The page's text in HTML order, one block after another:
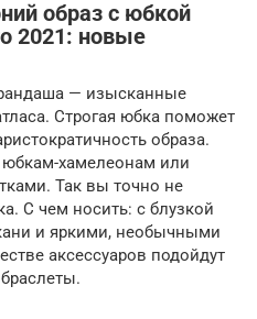
образ с юбкой
2021: новые
— изысканные
Строгая юбка поможет
образа.
юбкам-хамелеонам или
Так вы точно не
С чем носить: с блузкой
и яркими, необычными
аксессуаров подойдут